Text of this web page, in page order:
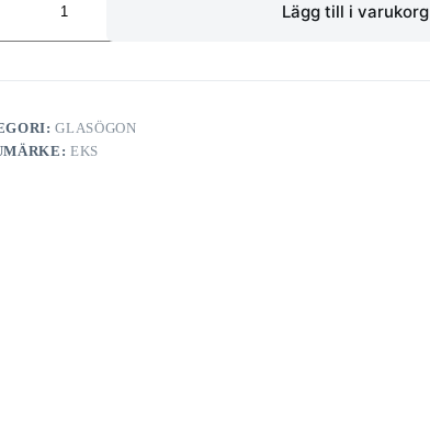
Lägg till i varukorg
GLASÖGON
EKS